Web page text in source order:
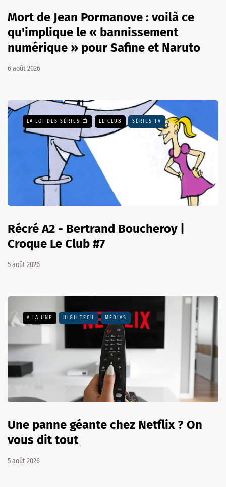
Mort de Jean Pormanove : voilà ce
qu'implique le « bannissement
numérique » pour Safine et Naruto
6 août 2026
LA LOI DES SÉRIES 📺 LE CLUB SÉRIES TV
Récré A2 - Bertrand Boucheroy |
Croque Le Club #7
5 août 2026
A LA UNE HIGH TECH MÉDIAS
Une panne géante chez Netflix ? On
vous dit tout
5 août 2026